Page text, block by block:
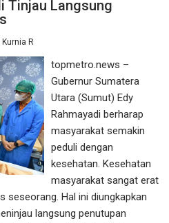
Tinjau Langsung
R
topmetro.news –
Gubernur Sumatera
Utara (Sumut) Edy
Rahmayadi berharap
masyarakat semakin
peduli dengan
kesehatan. Kesehatan
masyarakat sangat erat
seseorang. Hal ini diungkapkan
langsung penutupan